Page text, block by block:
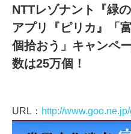
NTTレゾナント『緑
アプリ『ピリカ』「
個拾おう」キャンペ
数は25万個！
URL： http://